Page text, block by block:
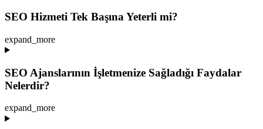
SEO Hizmeti Tek Başına Yeterli mi?
expand_more
SEO Ajanslarının İşletmenize Sağladığı Faydalar
Nelerdir?
expand_more